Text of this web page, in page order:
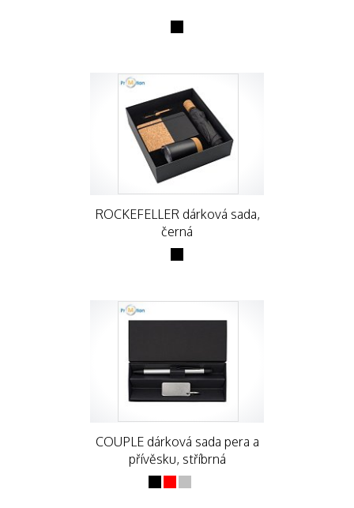
ROCKEFELLER dárková sada,
černá
COUPLE dárková sada pera a
přívěsku, stříbrná